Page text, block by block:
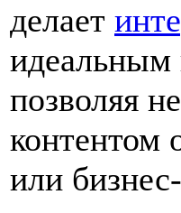
делает
идеальным
позволяя
контентом
или